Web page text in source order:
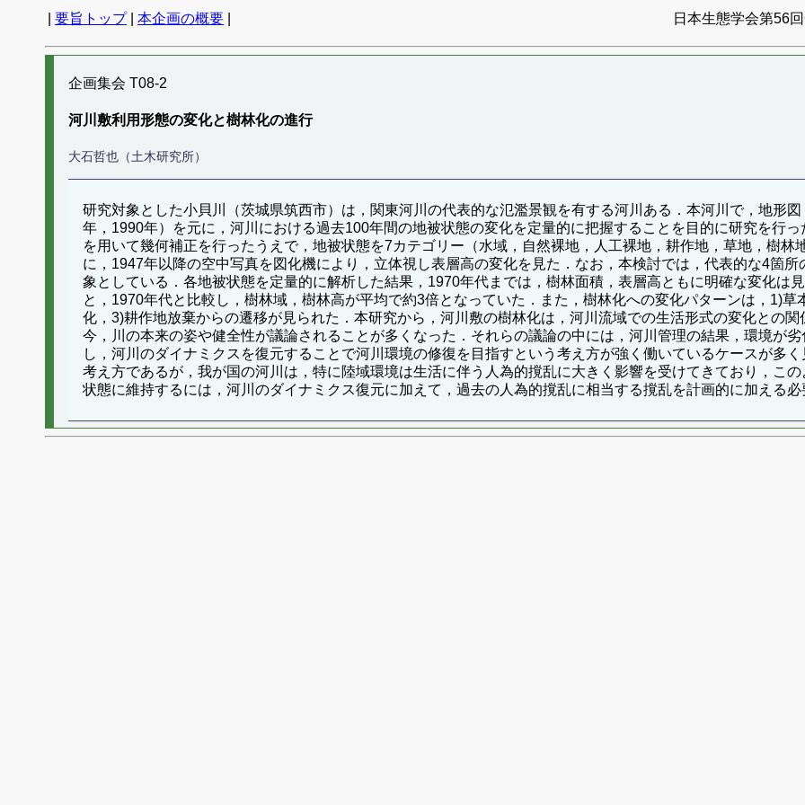
要旨トップ| 本企画の概要 日本生態学会第56
企画集会 T08-2
河川敷利用形態の変化と樹林化の進行
大石哲也（土木研究所）
研究対象とした小貝川（茨城県筑西市）は，関東河川の代表的な氾濫景観を有する河川ある．本河川で，地形
年，1990年）を元に，河川における過去100年間の地被状態の変化を定量的に把握することを目的に研究を行
を用いて幾何補正を行ったうえで，地被状態を7カテゴリー（水域，自然裸地，人工裸地，耕作地，草地，樹林
に，1947年以降の空中写真を図化機により，立体視し表層高の変化を見た．なお，本検討では，代表的な4箇
象としている．各地被状態を定量的に解析した結果，1970年代までは，樹林面積，表層高ともに明確な変化は
と，1970年代と比較し，樹林域，樹林高が平均で約3倍となっていた．また，樹林化への変化パターンは，1)
化，3)耕作地放棄からの遷移が見られた．本研究から，河川敷の樹林化は，河川流域での生活形式の変化との
今，川の本来の姿や健全性が議論されることが多くなった．それらの議論の中には，河川管理の結果，環境が
し，河川のダイナミクスを復元することで河川環境の修復を目指すという考え方が強く働いているケースが多
考え方であるが，我が国の河川は，特に陸域環境は生活に伴う人為的撹乱に大きく影響を受けてきており，こ
状態に維持するには，河川のダイナミクス復元に加えて，過去の人為的撹乱に相当する撹乱を計画的に加える必